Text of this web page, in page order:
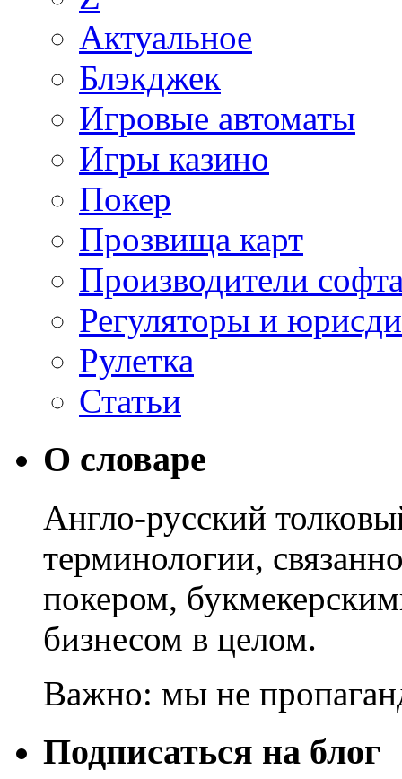
Актуальное
Блэкджек
Игровые автоматы
Игры казино
Покер
Прозвища карт
Производители
Регуляторы и
Рулетка
Статьи
О словаре
Англо-русский
терминологии,
покером,
бизнесом в целом.
Важно: мы не
Подписаться на блог